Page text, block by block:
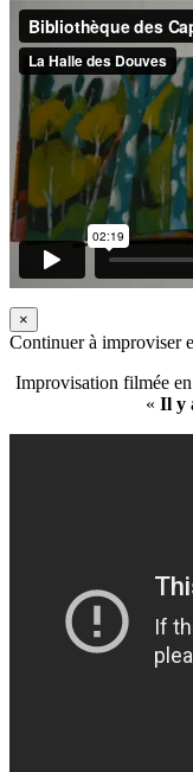
×
Continuer à improviser
Improvisation filmée en
« Il y